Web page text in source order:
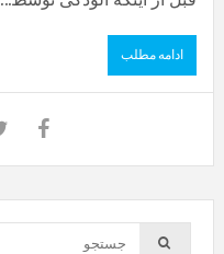
ادامه مطلب